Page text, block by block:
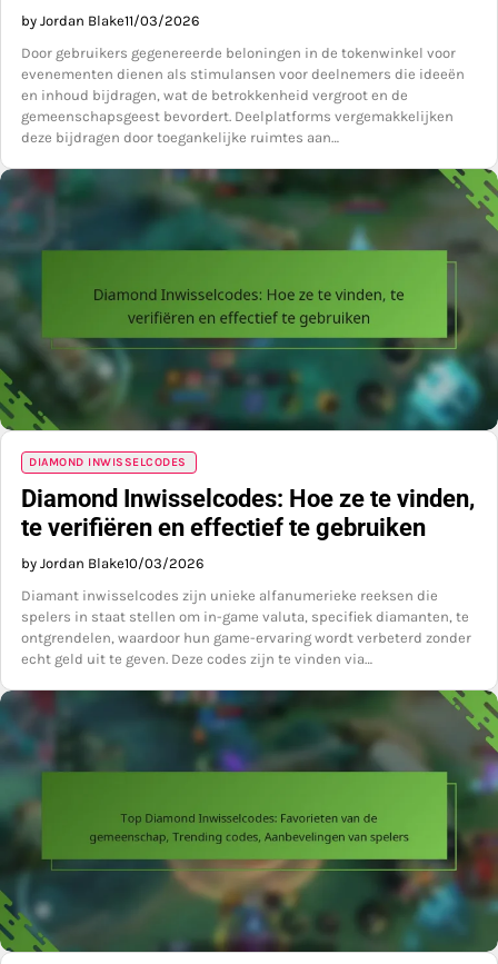
by Jordan Blake11/03/2026
Door gebruikers gegenereerde beloningen in de tokenwinkel voor
evenementen dienen als stimulansen voor deelnemers die ideeën
en inhoud bijdragen, wat de betrokkenheid vergroot en de
gemeenschapsgeest bevordert. Deelplatforms vergemakkelijken
deze bijdragen door toegankelijke ruimtes aan…
DIAMOND INWISSELCODES
Diamond Inwisselcodes: Hoe ze te vinden,
te verifiëren en effectief te gebruiken
by Jordan Blake10/03/2026
Diamant inwisselcodes zijn unieke alfanumerieke reeksen die
spelers in staat stellen om in-game valuta, specifiek diamanten, te
ontgrendelen, waardoor hun game-ervaring wordt verbeterd zonder
echt geld uit te geven. Deze codes zijn te vinden via…